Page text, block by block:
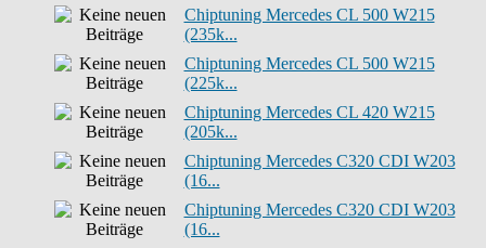
Chiptuning Mercedes CL 500 W215
(235k...
Chiptuning Mercedes CL 500 W215
(225k...
Chiptuning Mercedes CL 420 W215
(205k...
Chiptuning Mercedes C320 CDI W203
(16...
Chiptuning Mercedes C320 CDI W203
(16...